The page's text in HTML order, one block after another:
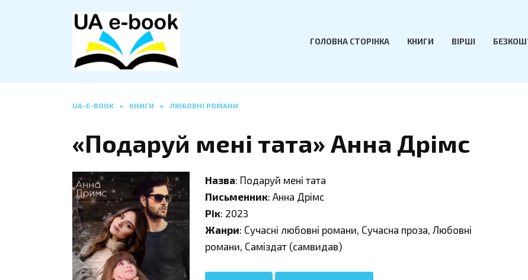
ГОЛОВНА СТОРІНКА КНИГИ ВІРШІ
UA-E-BOOK » КНИГИ » ЛЮБОВНІ РОМАНИ
«Подаруй мені тата» Анна Дрімс
Назва: Подаруй мені тата
Письменник: Анна Дрімс
Рік: 2023
Жанри: Сучасні любовні романи, Сучасна проза, Любовні
романи, Саміздат (самвидав)